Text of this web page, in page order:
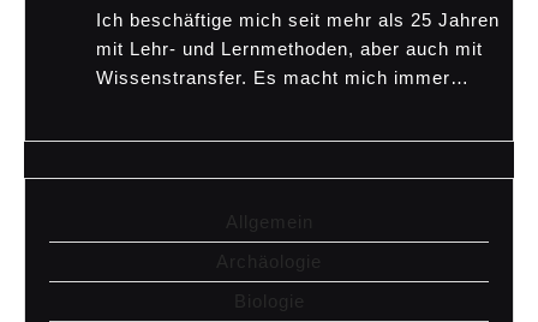
Ich beschäftige mich seit mehr als 25 Jahren
mit Lehr- und Lernmethoden, aber auch mit
Wissenstransfer. Es macht mich immer…
Allgemein
Archäologie
Biologie